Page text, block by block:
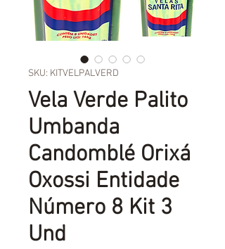
SKU: KITVELPALVERD
Vela Verde Palito
Umbanda
Candomblé Orixá
Oxossi Entidade
Número 8 Kit 3
Und